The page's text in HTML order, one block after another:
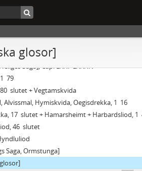
glosor]
Saga, Cap. XXXIII  CII
Saga, Cap. CIII  slutet
Saga, Cap. I  LXIX
Saga], Cap. LXXI  LXXXIV
 79
 slutet + Vegtamskvida
Alvissmal, Hymiskvida, Oegisdrekka, 1  16
17  slutet + Hamarsheimt + Harbardsliod, 1 
46  slutet
Saga, Ormstunga]